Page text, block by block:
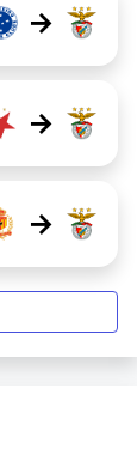
→
→
→